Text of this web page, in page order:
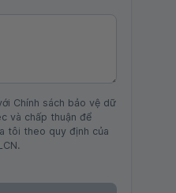
Chính sách bảo vệ dữ
và chấp thuận để
tôi theo quy định của